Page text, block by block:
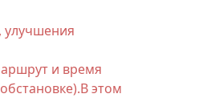
улучшения
и время
этом